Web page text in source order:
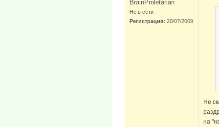
BrainProletarian
Не в сети
Регистрация: 20/07/2009
Не
на